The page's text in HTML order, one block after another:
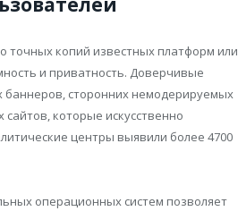
точных копий известных платформ или
и приватность. Доверчивые
баннеров, сторонних немодерируемых
которые искусственно
центры выявили более 4700
операционных систем позволяет